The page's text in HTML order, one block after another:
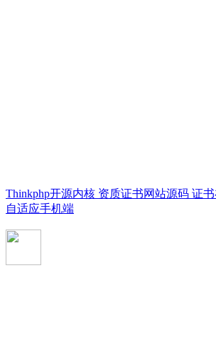
Thinkphp开源内核 资质证书网站源码 证
自适应手机端